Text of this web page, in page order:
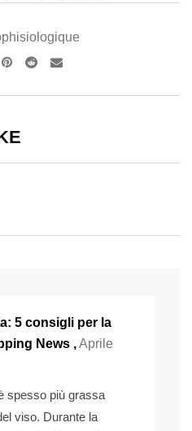
Pinterest
RedditShare
5 consigli per la
News ,Aprile
spesso più grassa
viso. Durante la